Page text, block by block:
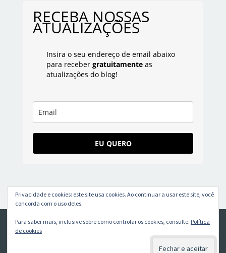
RECEBA NOSSAS
ATUALIZAÇÕES
Insira o seu endereço de email abaixo
para receber gratuitamenteas
atualizações do blog!
EU QUERO
Privacidade e cookies: este site usa cookies. Ao continuar a usar este site, você
concorda com o uso deles.
Para saber mais, inclusive sobre como controlar os cookies, consulte: Política
de cookies
Qualidade Total· 2026 Qualitotal © Todos os direitos reservados